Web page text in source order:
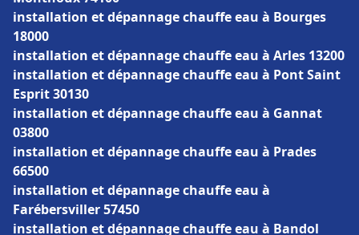
installation et dépannage chauffe eau à Bourges
18000
installation et dépannage chauffe eau à Arles 13200
installation et dépannage chauffe eau à Pont Saint
Esprit 30130
installation et dépannage chauffe eau à Gannat
03800
installation et dépannage chauffe eau à Prades
66500
installation et dépannage chauffe eau à
Farébersviller 57450
installation et dépannage chauffe eau à Bandol